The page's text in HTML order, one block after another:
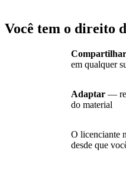
Você tem o direito
Compartilhar
em qualquer
Adaptar —
do material
O licenciante
desde que